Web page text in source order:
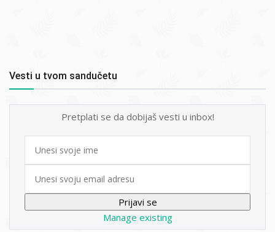
Vesti u tvom sandučetu
Pretplati se da dobijaš vesti u inbox!
First
Manage existing